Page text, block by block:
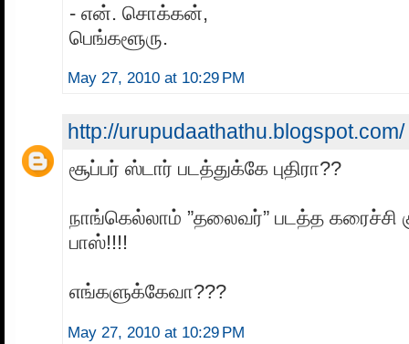
- என். சொக்கன்,
பெங்களூரு.
May 27, 2010 at 10:29 PM
http://urupudaathathu.blogspot.com/
சூப்பர் ஸ்டார் படத்துக்கே புதிரா??
நாங்கெல்லாம் ”தலைவர்” படத்த கரைச்சி
பாஸ்!!!!
எங்களுக்கேவா???
May 27, 2010 at 10:29 PM